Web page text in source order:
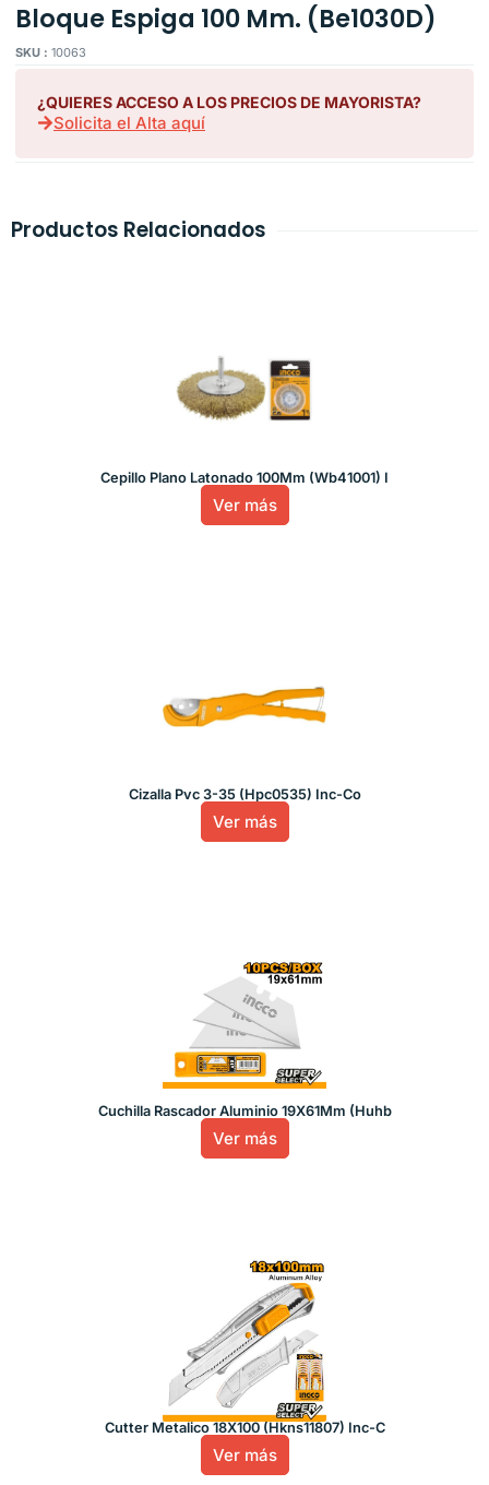
Bloque Espiga 100 Mm. (Be1030D)
SKU : 10063
¿QUIERES ACCESO A LOS PRECIOS DE MAYORISTA?
Solicita el Alta aquí
Productos Relacionados
Cepillo Plano Latonado 100Mm (Wb41001) I
Ver más
Cizalla Pvc 3-35 (Hpc0535) Inc-Co
Ver más
Cuchilla Rascador Aluminio 19X61Mm (Huhb
Ver más
Cutter Metalico 18X100 (Hkns11807) Inc-C
Ver más